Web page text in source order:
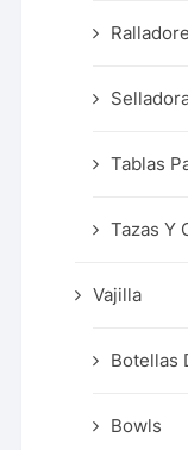
Tablas
Tazas Y
Vajilla
Botellas
Bowls